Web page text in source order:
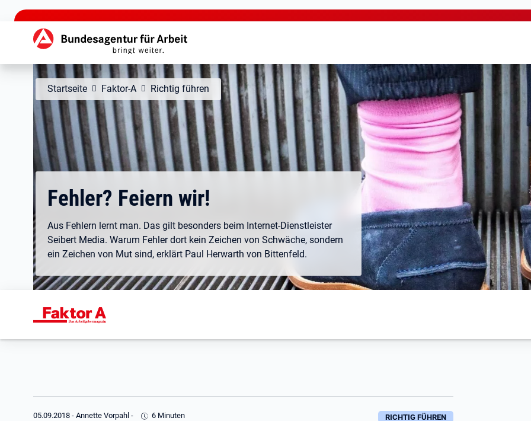
zu den Hauptinhalten springen
Hauptnavigation
Startseite Faktor-A Richtig führen
Fehler? Feiern wir!
Aus Fehlern lernt man. Das gilt besonders beim Internet-Dienstleister
Seibert Media. Warum Fehler dort kein Zeichen von Schwäche, sondern
ein Zeichen von Mut sind, erklärt Paul Herwarth von Bittenfeld.
05.09.2018 - Annette Vorpahl - 6 Minuten RICHTIG FÜHREN